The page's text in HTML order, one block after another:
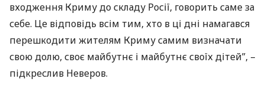
входження Криму до складу Росії, говорить саме за
себе. Це відповідь всім тим, хто в ці дні намагався
перешкодити жителям Криму самим визначати
свою долю, своє майбутнє і майбутнє своїх дітей”, –
підкреслив Неверов.